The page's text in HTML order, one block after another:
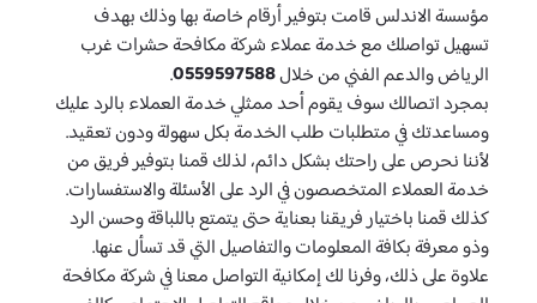
مؤسسة الاندلس قامت بتوفير أرقام خاصة بها وذلك بهدف
تسهيل تواصلك مع خدمة عملاء شركة مكافحة حشرات غرب
الرياض والدعم الفني من خلال0559597588
.
بمجرد اتصالك سوف يقوم أحد ممثلي خدمة العملاء بالرد عليك
ومساعدتك في متطلبات طلب الخدمة بكل سهولة ودون تعقيد.
لأننا نحرص على راحتك بشكل دائم، لذلك قمنا بتوفير فريق من
خدمة العملاء المتخصصون في الرد على الأسئلة والاستفسارات.
كذلك قمنا باختيار فريقنا بعناية حتى يتمتع باللباقة وحسن الرد
وذو معرفة بكافة المعلومات والتفاصيل التي قد تسأل عنها.
علاوة على ذلك، وفرنا لك إمكانية التواصل معنا في شركة مكافحة